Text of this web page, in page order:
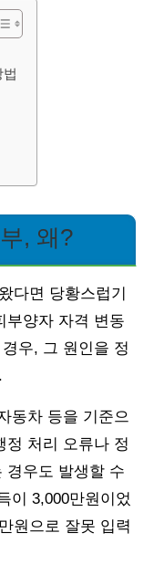
, 왜?
다면 당황스럽기
부양자 자격 변동
우, 그 원인을 정
동차 등을 기준으
정 처리 오류나 정
경우도 발생할 수
이 3,000만원이었
원으로 잘못 입력